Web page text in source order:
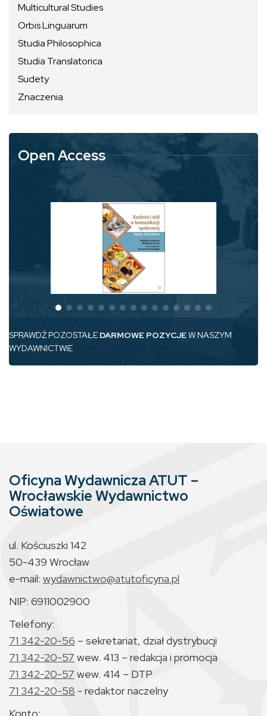
Multicultural Studies
Orbis Linguarum
Studia Philosophica
Studia Translatorica
Sudety
Znaczenia
Open Access
SPRAWDŹ POZOSTAŁE DARMOWE POZYCJEW NASZYM
WYDAWNICTWIE
Oficyna Wydawnicza ATUT –
Wrocławskie Wydawnictwo
Oświatowe
ul. Kościuszki 142
50-439 Wrocław
e-mail: wydawnictwo@atutoficyna.pl
NIP: 6911002900
Telefony:
71 342-20-56 – sekretariat, dział dystrybucji
71 342-20-57 wew. 413 – redakcja i promocja
71 342-20-57 wew. 414 – DTP
71 342-20-58 - redaktor naczelny
Konto: